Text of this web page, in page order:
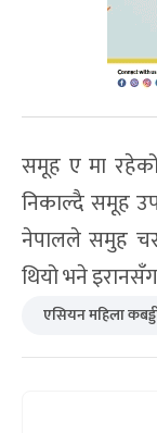
समूह ए मा
निकाल्दै समूह
नेपालले समुह
थियो भने
एसियन महिला